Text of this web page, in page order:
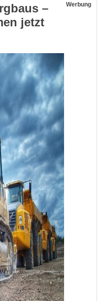
–
jetzt
Werbung